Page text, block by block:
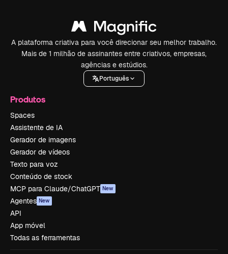
A plataforma criativa para você direcionar seu melhor trabalho.
Mais de 1 milhão de assinantes entre criativos, empresas,
agências e estúdios.
Português
Produtos
Spaces
Assistente de IA
Gerador de imagens
Gerador de vídeos
Texto para voz
Conteúdo de stock
MCP para Claude/ChatGPT New
Agentes New
API
App móvel
Todas as ferramentas